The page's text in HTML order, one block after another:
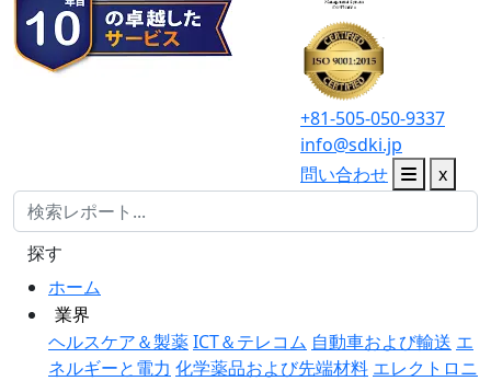
+81-505-050-9337
info@sdki.jp
問い合わせ
x
ホーム
業界
ヘルスケア＆製薬ICT＆テレコム 自動車および輸送 エ
ネルギーと電力 化学薬品および先端材料 エレクトロニ
探す